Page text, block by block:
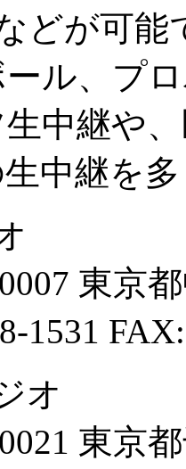
どが可能
ル、プ
中継や
中継を
東京
1531
オ
東京